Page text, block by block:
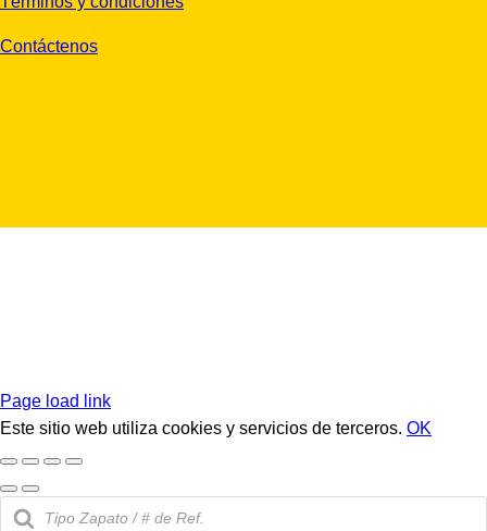
Contáctenos
Page load link
Este sitio web utiliza cookies y servicios de terceros. OK
Búsqueda
de